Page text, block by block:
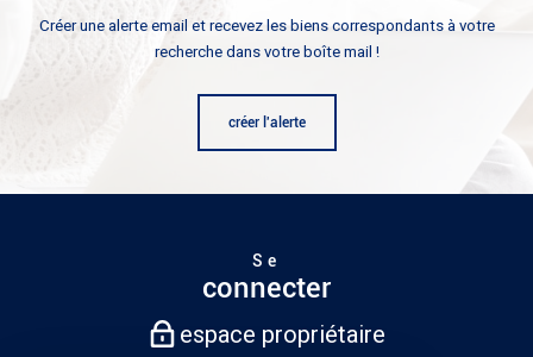
Créer une alerte email et recevez les biens correspondants à votre
recherche dans votre boîte mail !
créer l'alerte
Se
connecter
espace propriétaire